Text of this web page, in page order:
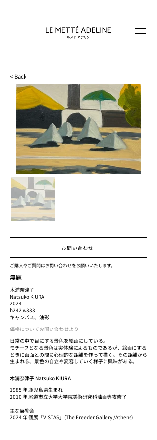
< Back
お問い合わせ
ご購入やご質問はお問い合わせをお願いいたします。
無題
木浦奈津子
Natsuko KIURA
2024
h242 w333
キャンバス、油彩
価格についてお問い合わせより
日常の中で目にする景色を絵画にしている。
モチーフとなる景色は実体験によるものであるが、絵画にする
ときに画面との間に心理的な距離を作って描く。その距離から
生まれる、景色の自立や変容していく様子に興味がある。
木浦奈津子 Natsuko KIURA
1985 年 鹿児島県生まれ
2010 年 尾道市立大学大学院美術研究科油画専攻修了
主な展覧会
2024 年 個展「VISTAS」(The Breeder Gallery /Athens)
2023 年 遠距離現在 Universal / Remote(熊本市現代美術館/国